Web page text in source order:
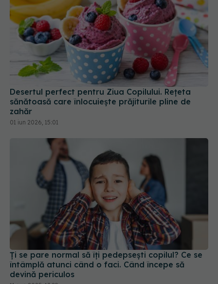
Desertul perfect pentru Ziua Copilului. Rețeta
sănătoasă care înlocuiește prăjiturile pline de
zahăr
01 iun 2026, 15:01
Ți se pare normal să îți pedepsești copilul? Ce se
întâmplă atunci când o faci. Când începe să
devină periculos
11 aug 2025, 13:29